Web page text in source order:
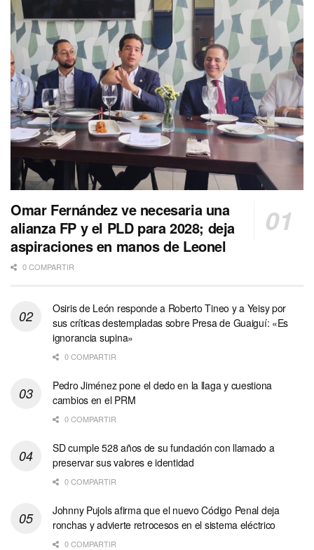
Omar Fernández ve necesaria una
alianza FP y el PLD para 2028; deja
aspiraciones en manos de Leonel
0 COMPARTIR
Osiris de León responde a Roberto Tineo y a Yeisy por
sus críticas destempladas sobre Presa de Guaiguí: «Es
ignorancia supina»
0 COMPARTIR
Pedro Jiménez pone el dedo en la llaga y cuestiona
cambios en el PRM
0 COMPARTIR
SD cumple 528 años de su fundación con llamado a
preservar sus valores e identidad
0 COMPARTIR
Johnny Pujols afirma que el nuevo Código Penal deja
ronchas y advierte retrocesos en el sistema eléctrico
0 COMPARTIR